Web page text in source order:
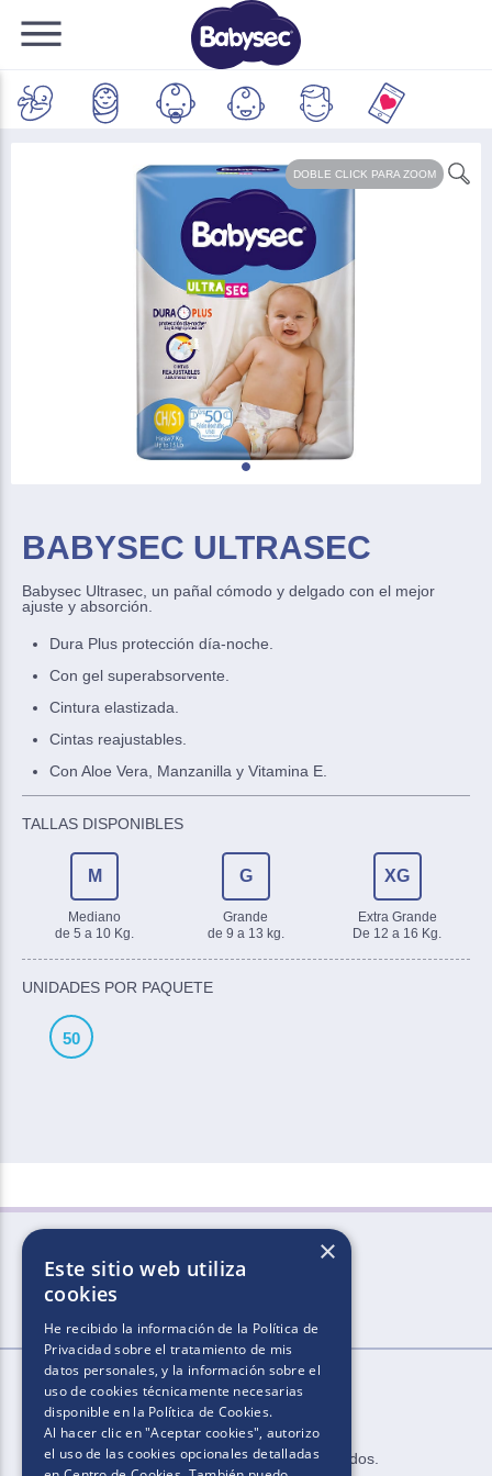
DOBLE CLICK PARA ZOOM
BABYSEC ULTRASEC
Babysec Ultrasec, un pañal cómodo y delgado con el mejor
ajuste y absorción.
Dura Plus protección día-noche.
Con gel superabsorvente.
Cintura elastizada.
Cintas reajustables.
Con Aloe Vera, Manzanilla y Vitamina E.
TALLAS DISPONIBLES
M
Mediano
de 5 a 10 Kg.
G
Grande
de 9 a 13 kg.
XG
Extra Grande
De 12 a 16 Kg.
UNIDADES POR PAQUETE
50
2025​.​​ ​Todos los derechos reservados​.​
×
Este sitio web utiliza
cookies
He recibido la información de la Política de
Privacidadsobre el tratamiento de mis
datos personales, y la información sobre el
uso de cookies técnicamente necesarias
disponible en la Política de Cookies.
Al hacer clic en "Aceptar cookies", autorizo
el uso de las cookies opcionales detalladas